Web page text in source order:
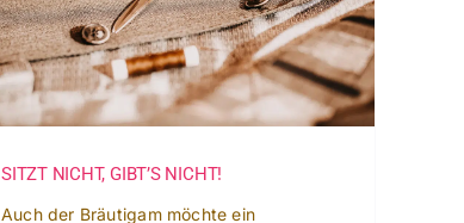
SITZT NICHT, GIBT’S NICHT!
Auch der Bräutigam möchte ein